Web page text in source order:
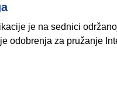
je na sednici
odobrenja za pružanje